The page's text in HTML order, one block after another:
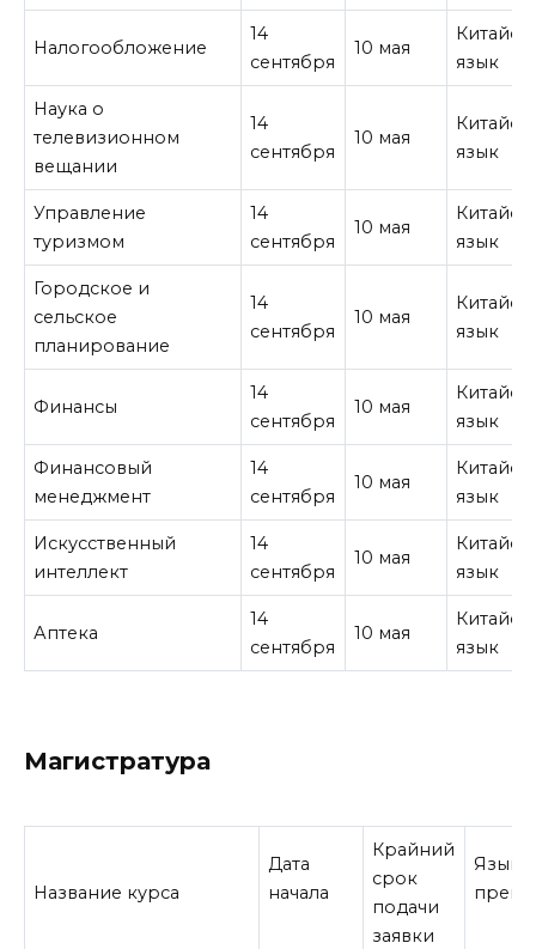
Налогообложение
14
сентября
10 мая
язык
Наука о
телевизионном
вещании
14
сентября
10 мая
язык
Управление
туризмом
14
сентября
10 мая
язык
Городское и
сельское
планирование
14
сентября
10 мая
язык
Финансы
14
сентября
10 мая
язык
Финансовый
менеджмент
14
сентября
10 мая
язык
Искусственный
интеллект
14
сентября
10 мая
язык
Аптека
14
сентября
10 мая
язык
Магистратура
Название курса
Дата
начала
Крайний
срок
подачи
заявки
Язык